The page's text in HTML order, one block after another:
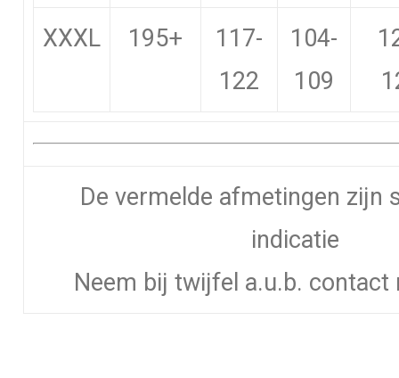
XXXL 195+
117-
122
104-
109
De vermelde afmetingen zijn
indicatie
Neem bij twijfel a.u.b. contact